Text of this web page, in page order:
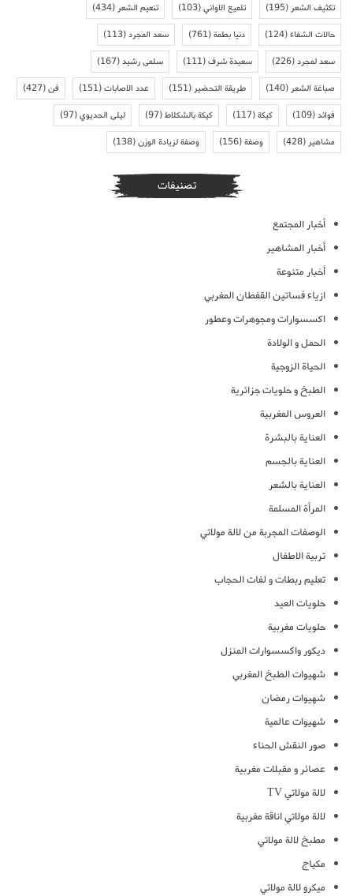
تكثيف الشعر(195) تلميع الاواني(103) تنعيم الشعر(434)
حالات الشفاء(124) دنيا بطمة(761) سعد المجرد(113)
سعد لمجرد(226) سعيدة شرف(111) سلمى رشيد(167)
صباغة الشعر(140) طريقة التحضير(151) عدد الاصابات(151) فن(427)
فوائد(109) كيكة(117) كيكة بالشكلاط(97) ليلى الحديوي(97)
مشاهير(428) وصفة(156) وصفة لزيادة الوزن(138)
تصنيفات
أخبار المجتمع
أخبار المشاهير
أخبار متنوعة
ازياء فساتين القفطان المغربي
اكسسوارات ومجوهرات وعطور
الحمل و الولادة
الحياة الزوجية
الطبخ و حلويات جزائرية
العروس المغربية
العناية بالبشرة
العناية بالجسم
العناية بالشعر
المرأة المسلمة
الوصفات المجربة من لالة مولاتي
تربية الاطفال
تعليم ربطات و لفات الحجاب
حلويات العيد
حلويات مغربية
ديكور واكسسوارات المنزل
شهيوات الطبخ المغربي
شهيوات رمضان
شهيوات عالمية
صور النقش الحناء
عصائر و مقبلات مغربية
لالة مولاتي TV
لالة مولاتي اناقة مغربية
مطبخ لالة مولاتي
مكياج
ميكرو لالة مولاتي